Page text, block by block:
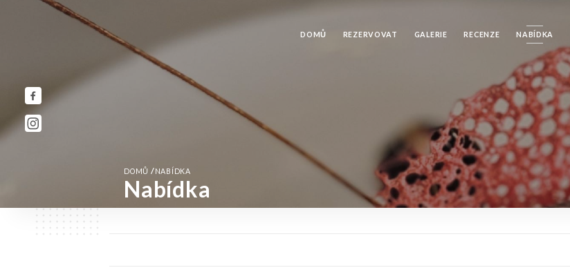
DOMŮ REZERVOVAT GALERIE RECENZE NABÍDKA
DOMŮ / NABÍDKA
Nabídka